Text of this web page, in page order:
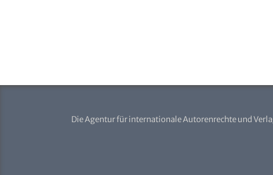
Die Agentur für internationale Autorenrechte und